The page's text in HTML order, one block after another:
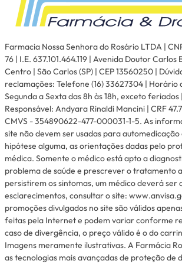
Farmacia Nossa Senhora do Rosário LTDA |
76 | I.E. 637.101.464.119 | Avenida Doutor Carlos
Centro | São Carlos (SP) | CEP 13560250 |
reclamações: Telefone (16) 33627304 | Horário
Segunda a Sexta das 8h às 18h, exceto
Responsável: Andyara Rinaldi Mancini | CRF
CMVS - 354890622-477-000031-1-5. As
site não devem ser usadas para
hipótese alguma, as orientações dadas pelo
médica. Somente o médico está apto a
problema de saúde e prescrever o tratamento
persistirem os sintomas, um médico deverá ser
esclarecimentos, consultar o site:
promoções divulgados no site são válidos
feitas pela Internet e podem variar conforme
caso de divergência, o preço válido é o do
Imagens meramente ilustrativas. A Farmácia
as tecnologias mais avançadas de proteção de